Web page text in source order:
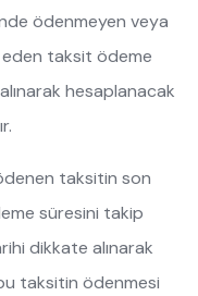
ödenmeyen veya
taksit ödeme
hesaplanacak
taksitin son
süresini takip
dikkate alınarak
taksitin ödenmesi